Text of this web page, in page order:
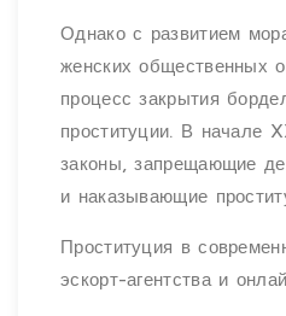
Однако с развитием
женских общественных
процесс закрытия
проституции. В начале
законы, запрещающие
и наказывающие
Проституция в
эскорт-агентства и